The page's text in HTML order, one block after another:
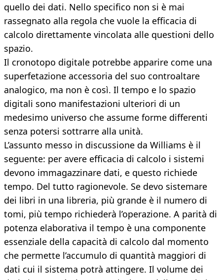
quello dei dati. Nello specifico non si è mai
rassegnato alla regola che vuole la efficacia di
calcolo direttamente vincolata alle questioni dello
spazio.
Il cronotopo digitale potrebbe apparire come una
superfetazione accessoria del suo controaltare
analogico, ma non è così. Il tempo e lo spazio
digitali sono manifestazioni ulteriori di un
medesimo universo che assume forme differenti
senza potersi sottrarre alla unità.
L’assunto messo in discussione da Williams è il
seguente: per avere efficacia di calcolo i sistemi
devono immagazzinare dati, e questo richiede
tempo. Del tutto ragionevole. Se devo sistemare
dei libri in una libreria, più grande è il numero di
tomi, più tempo richiederà l’operazione. A parità di
potenza elaborativa il tempo è una componente
essenziale della capacità di calcolo dal momento
che permette l’accumulo di quantità maggiori di
dati cui il sistema potrà attingere. Il volume dei